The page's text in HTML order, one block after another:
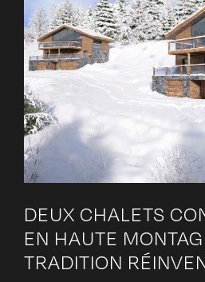
DEUX CHALETS
EN HAUTE
TRADITION